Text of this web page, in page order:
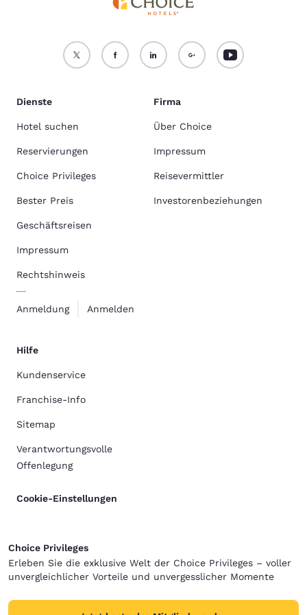
Dienste
Hotel suchen
Reservierungen
Choice Privileges
Bester Preis
Geschäftsreisen
Impressum
Rechtshinweis
Anmeldung Anmelden
Firma
Über Choice
Impressum
Reisevermittler
Investorenbeziehungen
Hilfe
Kundenservice
Franchise-Info
Sitemap
Verantwortungsvolle
Offenlegung
Cookie-Einstellungen
Choice Privileges
Erleben Sie die exklusive Welt der Choice Privileges – voller
unvergleichlicher Vorteile und unvergesslicher Momente